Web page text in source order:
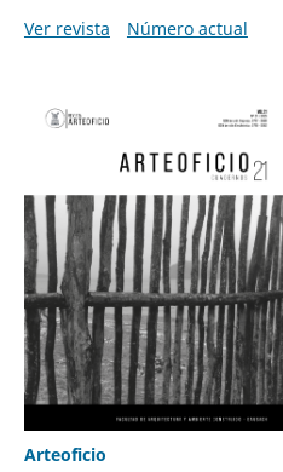
Ver revista
Número actual
Arteoficio